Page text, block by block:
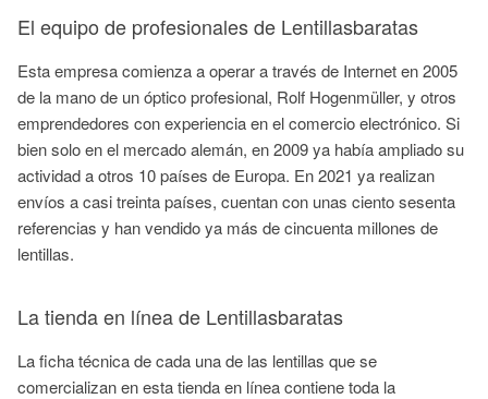
El equipo de profesionales de Lentillasbaratas
Esta empresa comienza a operar a través de Internet en 2005
de la mano de un óptico profesional, Rolf Hogenmüller, y otros
emprendedores con experiencia en el comercio electrónico. Si
bien solo en el mercado alemán, en 2009 ya había ampliado su
actividad a otros 10 países de Europa. En 2021 ya realizan
envíos a casi treinta países, cuentan con unas ciento sesenta
referencias y han vendido ya más de cincuenta millones de
lentillas.
La tienda en línea de Lentillasbaratas
La ficha técnica de cada una de las lentillas que se
comercializan en esta tienda en línea contiene toda la